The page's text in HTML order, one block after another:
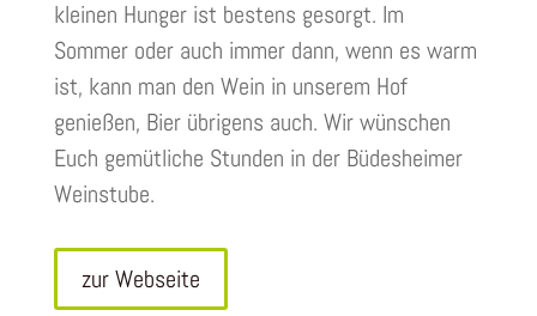
kleinen Hunger ist bestens gesorgt. Im
Sommer oder auch immer dann, wenn es warm
ist, kann man den Wein in unserem Hof
genießen, Bier übrigens auch. Wir wünschen
Euch gemütliche Stunden in der Büdesheimer
Weinstube.
zur Webseite